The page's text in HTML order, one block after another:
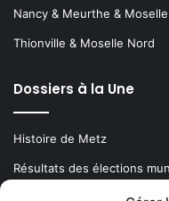
Nancy & Meurthe & Moselle
Thionville & Moselle Nord
Dossiers à la Une
Histoire de Metz
Résultats des élections